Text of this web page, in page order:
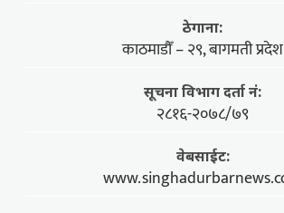
ठेगाना:
काठमाडौँ – २९, बागमती प्रदेश
सूचना विभाग दर्ता नं:
२८१६-२०७८/७९
वेबसाईट: